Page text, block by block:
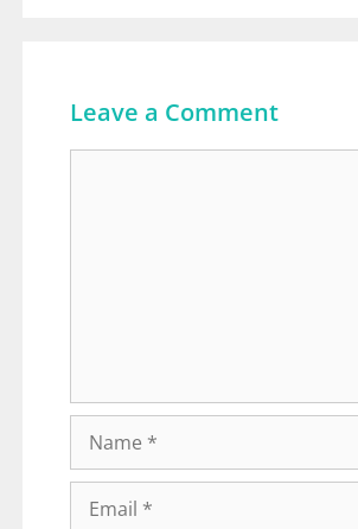
Leave a Comment